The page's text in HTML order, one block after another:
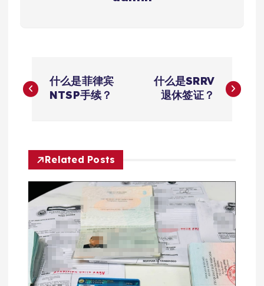
章
航
什么是菲律宾
NTSP手续？
什么是SRRV
退休签证？
Related Posts